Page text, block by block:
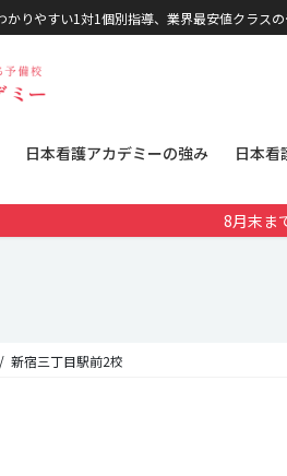
かりやすい1対1個別指導、業界最安値クラス
日本看護アカデミーの強み 日本看
8月末ま
新宿三丁目駅前2校